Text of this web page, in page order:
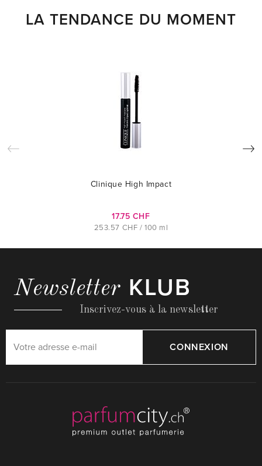
LA TENDANCE DU MOMENT
Clinique High Impact
17.75 CHF
253.57 CHF / 100 ml
Newsletter KLUB
Inscrivez-vous à la newsletter
CONNEXION